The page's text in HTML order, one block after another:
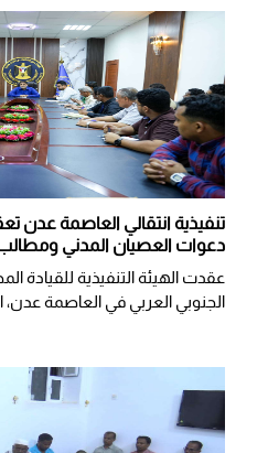
تنفيذية انتقالي العاصمة عدن
دعوات العصيان المدني ومطالب
​عقدت الهيئة التنفيذية للقيادة
الجنوبي العربي في العاصمة عدن،